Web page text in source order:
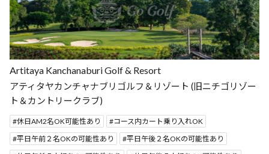
Artitaya Kanchanaburi Golf & Resort
アティタヤカンチャナブリゴルフ＆リゾート (旧ニチゴリゾー
ト＆カントリークラブ)
休日AM2名OK可能性あり
コース内カート乗り入れOK
平日午前２名OKの可能性あり
平日午後２名OKの可能性あり